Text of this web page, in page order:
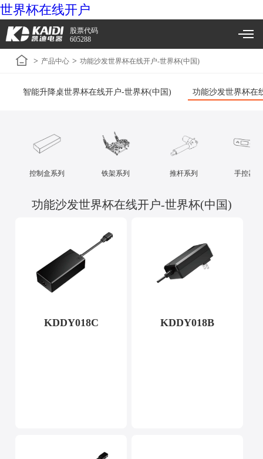
世界杯在线开户
股票代码
605288
> 产品中心 > 功能沙发世界杯在线开户-世界杯(中国)
智能升降桌世界杯在线开户-世界杯(中国) 功能沙发世界杯在
控制盒系列 铁架系列 推杆系列 手控器
功能沙发世界杯在线开户-世界杯(中国)
KDDY018C KDDY018B